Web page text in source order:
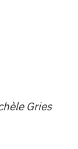
Gries